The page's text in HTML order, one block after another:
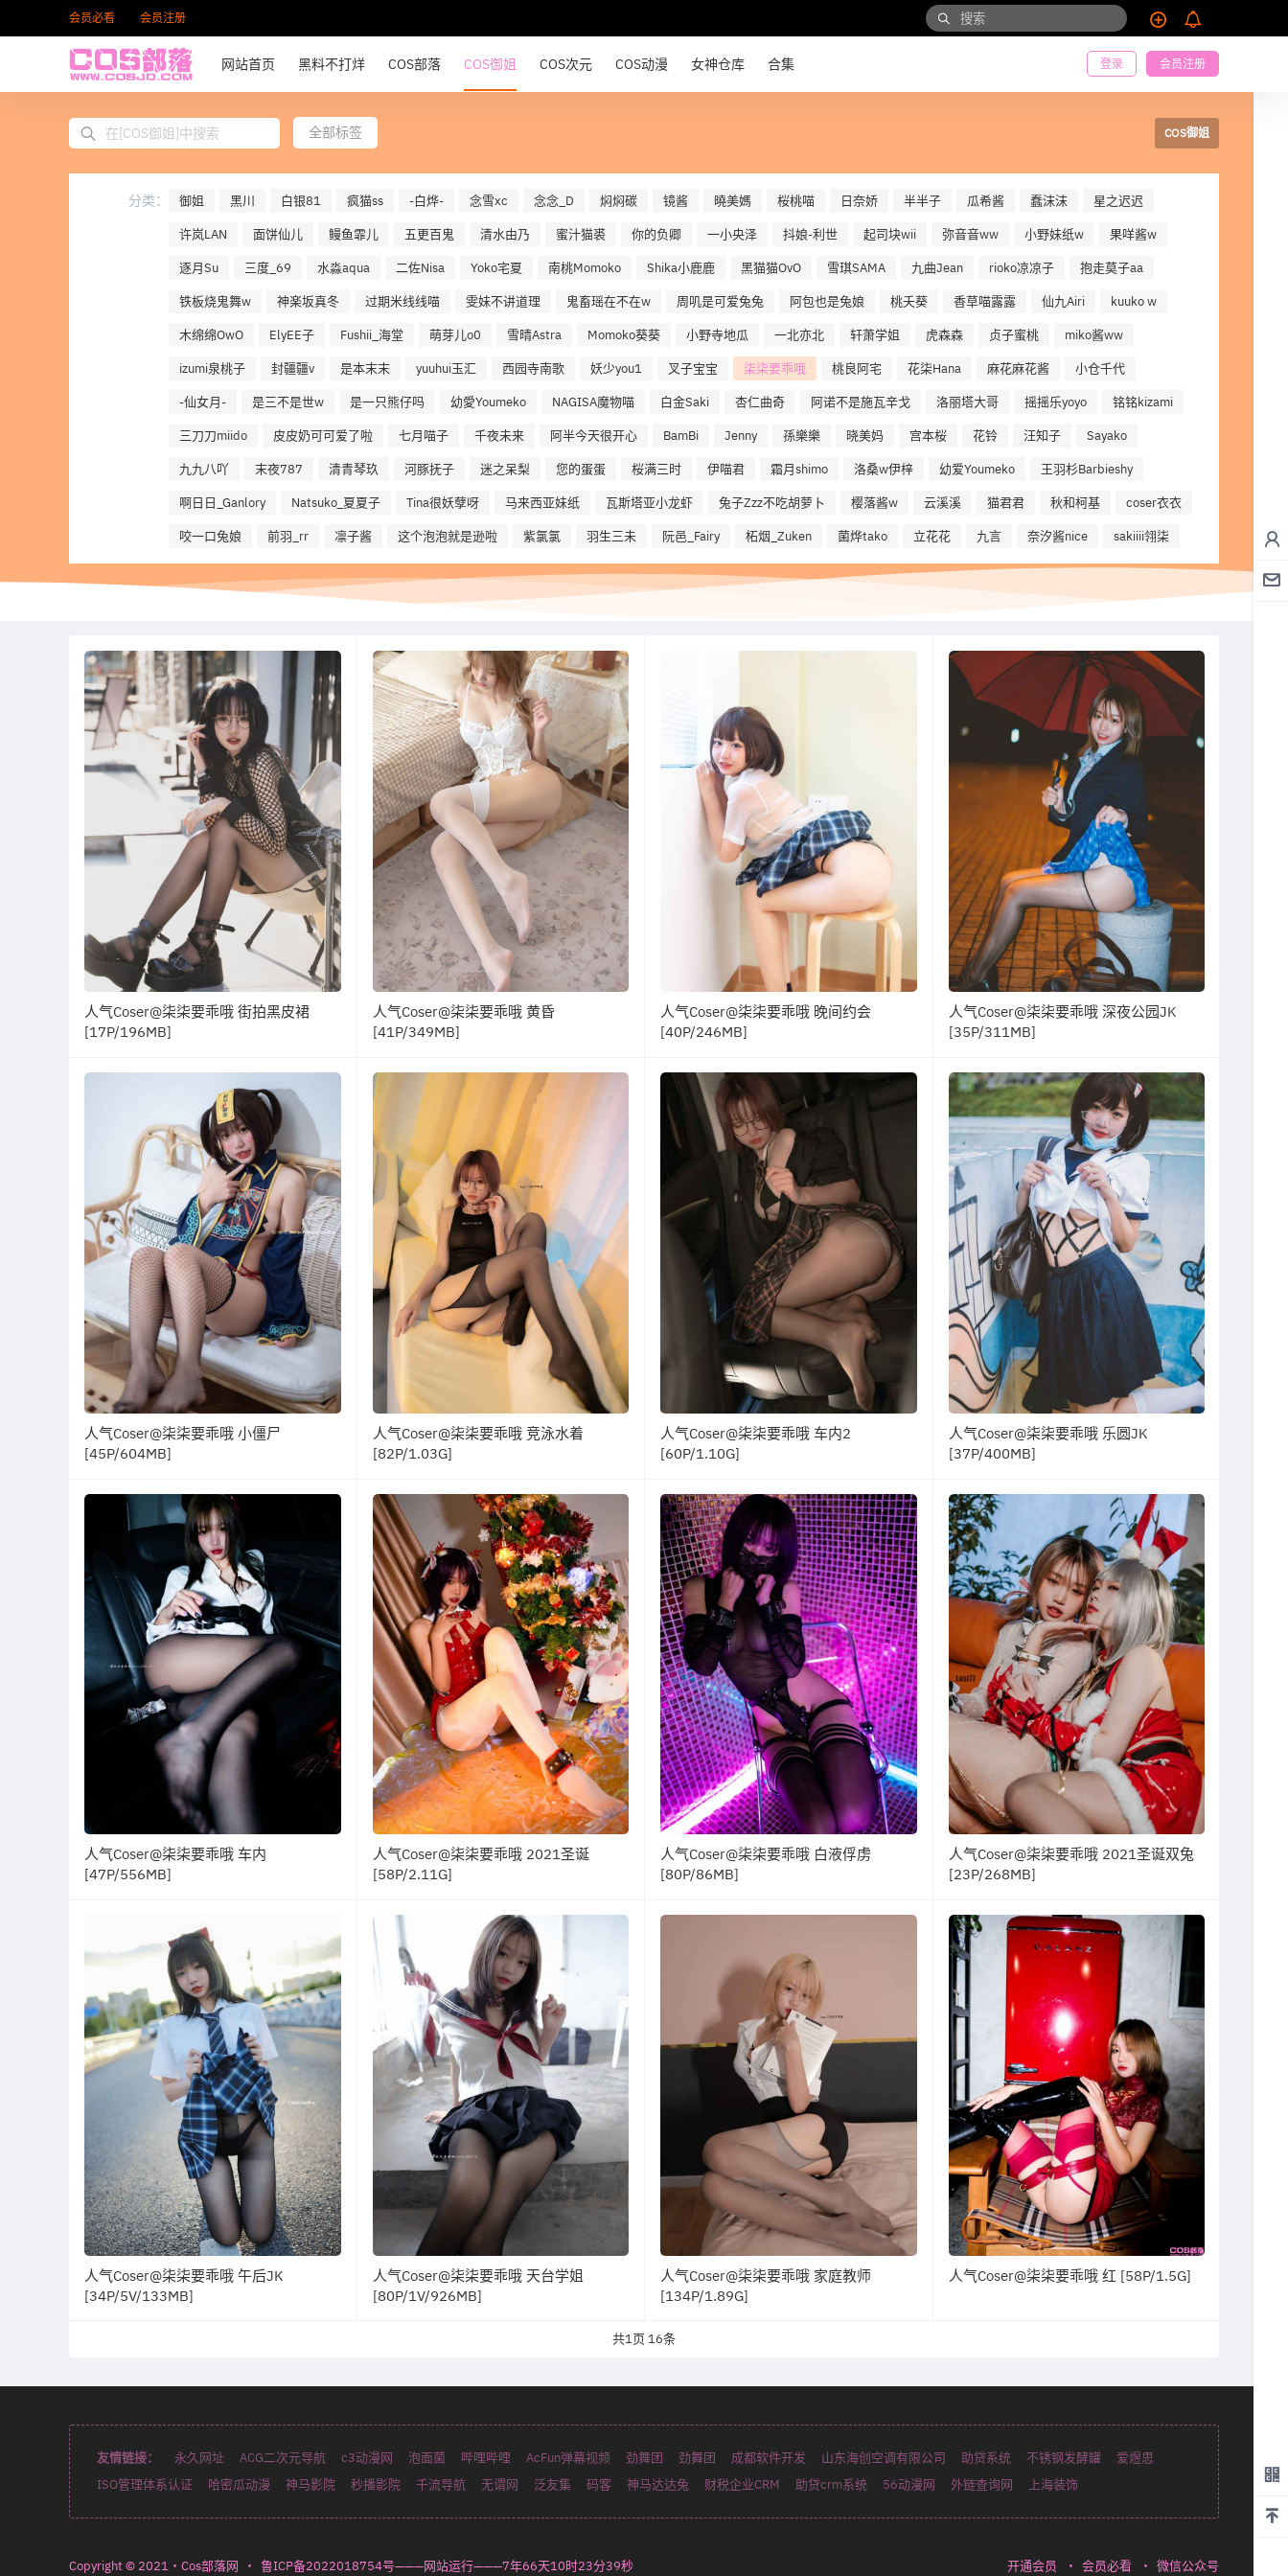
会员必看 会员注册
登录 会员注册
网站首页 黑料不打烊 COS部落 COS御姐 COS次元 COS动漫 女神仓库 合集
全部标签 COS御姐
分类： 御姐 黑川 白银81 疯猫ss -白烨- 念雪xc 念念_D 焖焖碳 镜酱 曉美媽 桜桃喵 日奈娇 半半子 瓜希酱 蠢沫沫 星之迟迟
许岚LAN 面饼仙儿 鳗鱼霏儿 五更百鬼 清水由乃 蜜汁猫裘 你的负卿 一小央泽 抖娘-利世 起司块wii 弥音音ww 小野妹纸w 果咩酱w
逐月Su 三度_69 水淼aqua 二佐Nisa Yoko宅夏 南桃Momoko Shika小鹿鹿 黑猫猫OvO 雪琪SAMA 九曲Jean rioko凉凉子 抱走莫子aa
铁板烧鬼舞w 神楽坂真冬 过期米线线喵 雯妹不讲道理 鬼畜瑶在不在w 周叽是可爱兔兔 阿包也是兔娘 桃夭葵 香草喵露露 仙九Airi kuuko w
木绵绵OwO ElyEE子 Fushii_海堂 萌芽儿o0 雪晴Astra Momoko葵葵 小野寺地瓜 一北亦北 轩萧学姐 虎森森 贞子蜜桃 miko酱ww
izumi泉桃子 封疆疆v 是本末末 yuuhui玉汇 西园寺南歌 妖少you1 叉子宝宝 柒柒要乖哦 桃良阿宅 花柒Hana 麻花麻花酱 小仓千代
-仙女月- 是三不是世w 是一只熊仔吗 幼愛Youmeko NAGISA魔物喵 白金Saki 杏仁曲奇 阿诺不是施瓦辛戈 洛丽塔大哥 摇摇乐yoyo 铭铭kizami
三刀刀miido 皮皮奶可可爱了啦 七月喵子 千夜未来 阿半今天很开心 BamBi Jenny 孫樂樂 晓美妈 宫本桜 花铃 汪知子 Sayako
九九八吖 末夜787 清青琴玖 河豚抚子 迷之呆梨 您的蛋蛋 桜满三时 伊喵君 霜月shimo 洛桑w伊梓 幼爱Youmeko 王羽杉Barbieshy
啊日日_Ganlory Natsuko_夏夏子 Tina很妖孽呀 马来西亚妹纸 瓦斯塔亚小龙虾 兔子Zzz不吃胡萝卜 樱落酱w 云溪溪 猫君君 秋和柯基 coser衣衣
咬一口兔娘 前羽_rr 凛子酱 这个泡泡就是逊啦 紫氯氯 羽生三未 阮邑_Fairy 柘烟_Zuken 菌烨tako 立花花 九言 奈汐酱nice sakiiii翎柒
人气Coser@柒柒要乖哦 街拍黑皮裙
[17P/196MB]
人气Coser@柒柒要乖哦 黄昏
[41P/349MB]
人气Coser@柒柒要乖哦 晚间约会
[40P/246MB]
人气Coser@柒柒要乖哦 深夜公园JK
[35P/311MB]
人气Coser@柒柒要乖哦 小僵尸
[45P/604MB]
人气Coser@柒柒要乖哦 竞泳水着
[82P/1.03G]
人气Coser@柒柒要乖哦 车内2
[60P/1.10G]
人气Coser@柒柒要乖哦 乐圆JK
[37P/400MB]
人气Coser@柒柒要乖哦 车内
[47P/556MB]
人气Coser@柒柒要乖哦 2021圣诞
[58P/2.11G]
人气Coser@柒柒要乖哦 白液俘虏
[80P/86MB]
人气Coser@柒柒要乖哦 2021圣诞双兔
[23P/268MB]
人气Coser@柒柒要乖哦 午后JK
[34P/5V/133MB]
人气Coser@柒柒要乖哦 天台学姐
[80P/1V/926MB]
人气Coser@柒柒要乖哦 家庭教师
[134P/1.89G]
人气Coser@柒柒要乖哦 红 [58P/1.5G]
共1页 16条
友情链接： 永久网址 ACG二次元导航 c3动漫网 泡面菌 哔哩哔哩 AcFun弹幕视频 劲舞团 劲舞团 成都软件开发 山东海创空调有限公司 助贷系统 不锈钢发酵罐
爱煜思
ISO管理体系认证
哈密瓜动漫 神马影院 秒播影院 千流导航 无谓网 泛友集 码客 神马达达兔 财税企业CRM 助贷crm系统 56动漫网 外链查询网 上海装饰
Copyright © 2021・Cos部落网 ・ 鲁ICP备2022018754号———网站运行———7年66天10时23分41秒 开通会员 ・ 会员必看 ・ 微信公众号